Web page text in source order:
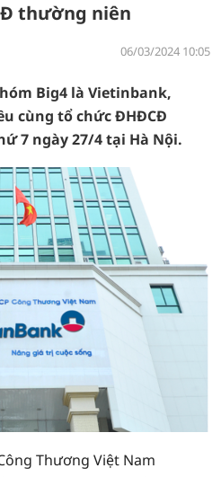
thường niên
06/03/2024 10:05
Big4 là Vietinbank,
cùng tổ chức ĐHĐCĐ
7 ngày 27/4 tại Hà Nội.
Thương Việt Nam